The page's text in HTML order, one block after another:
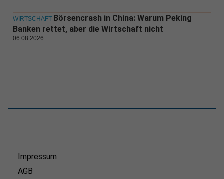
WIRTSCHAFT Börsencrash in China: Warum Peking
Banken rettet, aber die Wirtschaft nicht
06.08.2026
Impressum
AGB